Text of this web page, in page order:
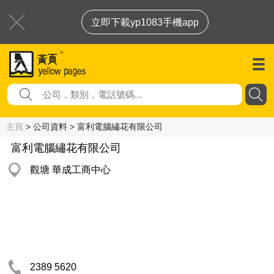
立即下載yp1083手機app
主頁 > 公司資料 > 富利電腦繡花有限公司
富利電腦繡花有限公司
觀塘 華成工商中心
2389 5620